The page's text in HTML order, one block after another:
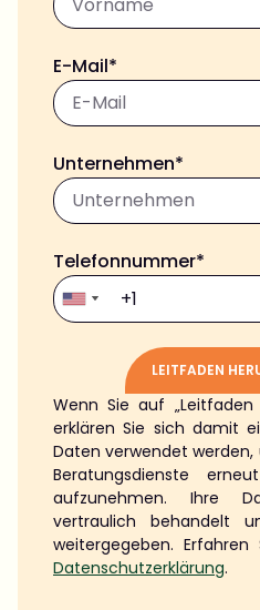
E-Mail*
Unternehmen*
Telefonnummer*
LEITFADEN
Alternative:
Wenn Sie auf „Leitfaden
erklären Sie sich damit
Daten verwendet
Beratungsdienste
aufzunehmen. Ihre
vertraulich behandelt
weitergegeben.
Datenschutzerklärung.